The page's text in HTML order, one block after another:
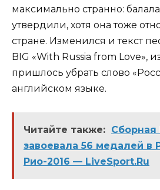
максимально странно:
утвердили, хотя она тоже
стране. Изменился и текст
BIG «With Russia from Love»,
пришлось убрать слово
английском языке.
Читайте также: Сборная
завоевала 56 медалей в
Рио-2016 — LiveSport.Ru